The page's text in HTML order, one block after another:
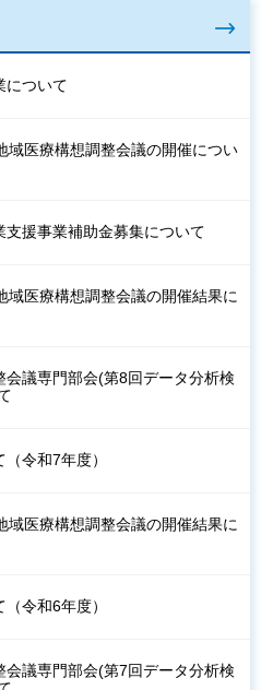
について
域医療構想調整会議の開催につい
援事業補助金募集について
域医療構想調整会議の開催結果に
会議専門部会(第8回データ分析検
令和7年度）
域医療構想調整会議の開催結果に
令和6年度）
会議専門部会(第7回データ分析検